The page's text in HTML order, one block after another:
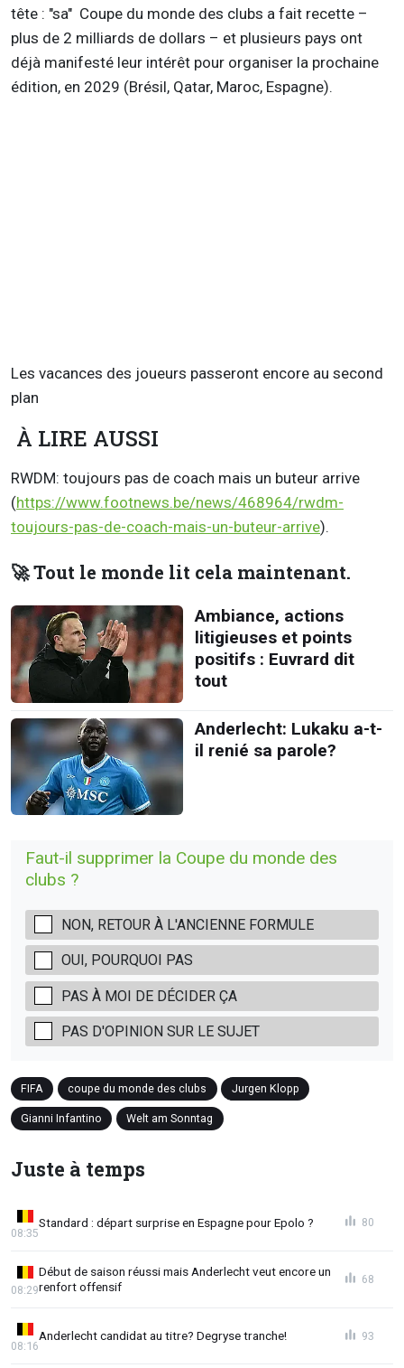
tête : "sa" Coupe du monde des clubs a fait recette –
plus de 2 milliards de dollars – et plusieurs pays ont
déjà manifesté leur intérêt pour organiser la prochaine
édition, en 2029 (Brésil, Qatar, Maroc, Espagne).
Les vacances des joueurs passeront encore au second
plan
À LIRE AUSSI
RWDM: toujours pas de coach mais un buteur arrive
(https://www.footnews.be/news/468964/rwdm-
toujours-pas-de-coach-mais-un-buteur-arrive).
🚀 Tout le monde lit cela maintenant.
Ambiance, actions
litigieuses et points
positifs : Euvrard dit
tout
Anderlecht: Lukaku a-t-
il renié sa parole?
Faut-il supprimer la Coupe du monde des
clubs ?
NON, RETOUR À L'ANCIENNE FORMULE
OUI, POURQUOI PAS
PAS À MOI DE DÉCIDER ÇA
PAS D'OPINION SUR LE SUJET
FIFA coupe du monde des clubs Jurgen Klopp
Gianni Infantino Welt am Sonntag
Juste à temps
Standard : départ surprise en Espagne pour Epolo ?
08:35
80
Début de saison réussi mais Anderlecht veut encore un
renfort offensif
08:29
68
Anderlecht candidat au titre? Degryse tranche!
08:16
93